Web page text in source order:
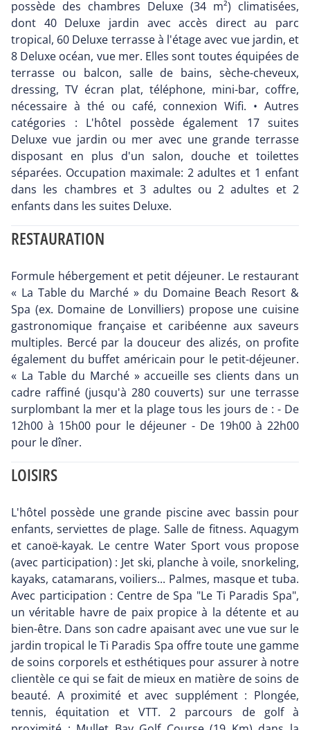
possède des chambres Deluxe (34 m²) climatisées,
dont 40 Deluxe jardin avec accès direct au parc
tropical, 60 Deluxe terrasse à l'étage avec vue jardin, et
8 Deluxe océan, vue mer. Elles sont toutes équipées de
terrasse ou balcon, salle de bains, sèche-cheveux,
dressing, TV écran plat, téléphone, mini-bar, coffre,
nécessaire à thé ou café, connexion Wifi. • Autres
catégories : L'hôtel possède également 17 suites
Deluxe vue jardin ou mer avec une grande terrasse
disposant en plus d'un salon, douche et toilettes
séparées. Occupation maximale: 2 adultes et 1 enfant
dans les chambres et 3 adultes ou 2 adultes et 2
enfants dans les suites Deluxe.
RESTAURATION
Formule hébergement et petit déjeuner. Le restaurant
« La Table du Marché » du Domaine Beach Resort &
Spa (ex. Domaine de Lonvilliers) propose une cuisine
gastronomique française et caribéenne aux saveurs
multiples. Bercé par la douceur des alizés, on profite
également du buffet américain pour le petit-déjeuner.
« La Table du Marché » accueille ses clients dans un
cadre raffiné (jusqu'à 280 couverts) sur une terrasse
surplombant la mer et la plage tous les jours de : - De
12h00 à 15h00 pour le déjeuner - De 19h00 à 22h00
pour le dîner.
LOISIRS
L'hôtel possède une grande piscine avec bassin pour
enfants, serviettes de plage. Salle de fitness. Aquagym
et canoë-kayak. Le centre Water Sport vous propose
(avec participation) : Jet ski, planche à voile, snorkeling,
kayaks, catamarans, voiliers... Palmes, masque et tuba.
Avec participation : Centre de Spa "Le Ti Paradis Spa",
un véritable havre de paix propice à la détente et au
bien-être. Dans son cadre apaisant avec une vue sur le
jardin tropical le Ti Paradis Spa offre toute une gamme
de soins corporels et esthétiques pour assurer à notre
clientèle ce qui se fait de mieux en matière de soins de
beauté. A proximité et avec supplément : Plongée,
tennis, équitation et VTT. 2 parcours de golf à